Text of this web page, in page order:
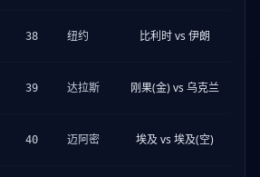
38 纽约 比利时 vs 伊朗
39 达拉斯 刚果(金) vs 乌克兰
40 迈阿密 埃及 vs 埃及(空)